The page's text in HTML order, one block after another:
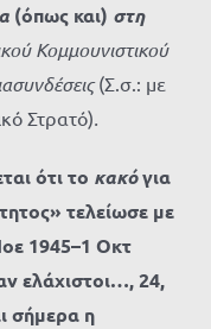
(όπως και) στη
Κομμουνιστικού
(Σ.σ.: με
Στρατό).
ότι το κακόγια
τελείωσε με
1945–1 Οκτ
ελάχιστοι…, 24,
σήμερα η